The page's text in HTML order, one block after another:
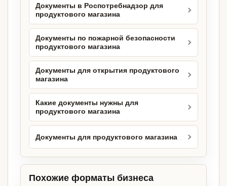
Документы в Роспотребнадзор для
продуктового магазина
Документы по пожарной безопасности
продуктового магазина
Документы для открытия продуктового
магазина
Какие документы нужны для
продуктового магазина
Документы для продуктового магазина
Похожие форматы бизнеса